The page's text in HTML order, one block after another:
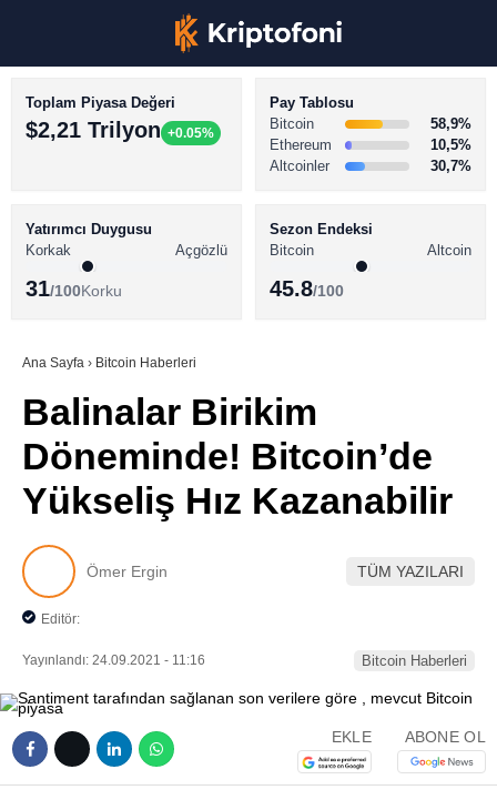
TikTok
BİTCOİN HABERLERİ
ALTCOİN HABERLERİ
SÖZLÜK
Toplam Piyasa Değeri
$2,21 Trilyon +0.05%
Pay Tablosu
Bitcoin
58,9%
Ethereum
10,5%
Altcoinler
30,7%
Yatırımcı Duygusu
Korkak
Açgözlü
31/100Korku
Sezon Endeksi
Bitcoin
Altcoin
45.8/100
Ana Sayfa › Bitcoin Haberleri
Balinalar Birikim
Döneminde! Bitcoin’de
Yükseliş Hız Kazanabilir
Ömer Ergin TÜM YAZILARI
Editör:
Yayınlandı: 24.09.2021 - 11:16 Bitcoin Haberleri
EKLE ABONE OL